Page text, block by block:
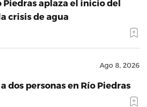
Piedras aplaza el inicio del
crisis de agua
Ago 8, 2026
dos personas en Río Piedras